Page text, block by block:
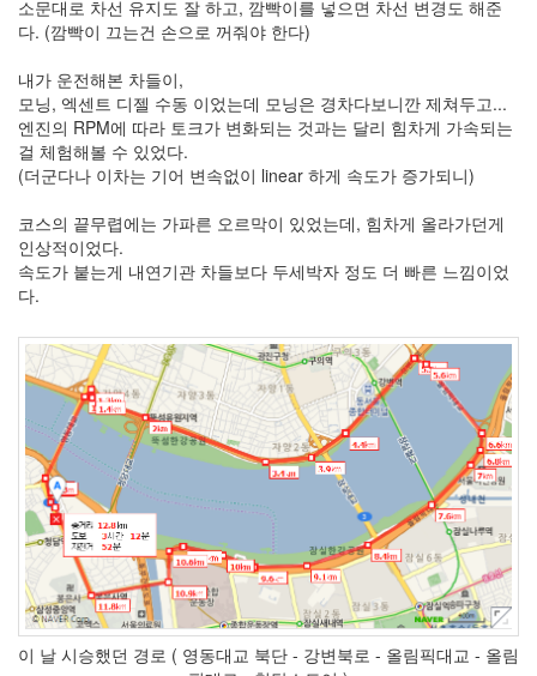
소문대로 차선 유지도 잘 하고, 깜빡이를 넣으면 차선 변경도 해준
다. (깜빡이 끄는건 손으로 꺼줘야 한다)
내가 운전해본 차들이,
모닝, 엑센트 디젤 수동 이었는데 모닝은 경차다보니깐 제쳐두고...
엔진의 RPM에 따라 토크가 변화되는 것과는 달리 힘차게 가속되는
걸 체험해볼 수 있었다.
(더군다나 이차는 기어 변속없이 linear 하게 속도가 증가되니)
코스의 끝무렵에는 가파른 오르막이 있었는데, 힘차게 올라가던게
인상적이었다.
속도가 붙는게 내연기관 차들보다 두세박자 정도 더 빠른 느낌이었
다.
이 날 시승했던 경로 ( 영동대교 북단 - 강변북로 - 올림픽대교 - 올림